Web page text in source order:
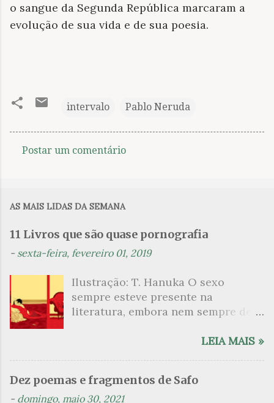
o sangue da Segunda República marcaram a
evolução de sua vida e de sua poesia.
intervalo Pablo Neruda
n
t
i
o
Postar um comentário
AS MAIS LIDAS DA SEMANA
11 Livros que são quase pornografia
- sexta-feira, fevereiro 01, 2019
Ilustração: T. Hanuka O sexo
sempre esteve presente na
literatura, embora nem sempre de
que mergulharam em sua própria
psicanalítico e findaram por revelar
a partir dessa intimidade o lado
LEIA MAIS »
Dez poemas e fragmentos de Safo
- domingo, maio 30, 2021